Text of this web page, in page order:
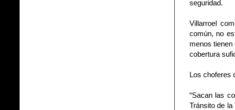
seguridad.
Villarroel
común, no
menos
cobertura
Los choferes
“Sacan las
Tránsito de